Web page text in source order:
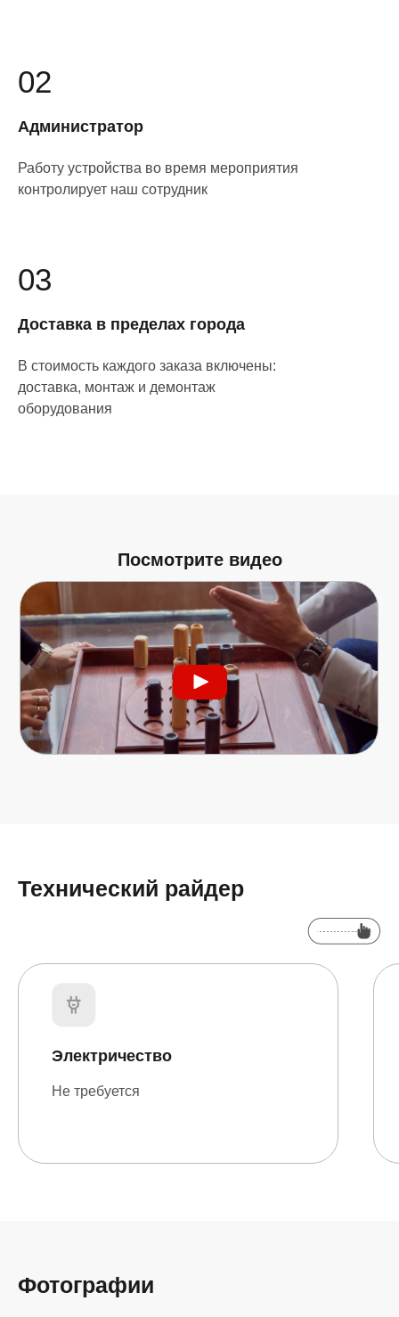
Администратор
Работу устройства во время мероприятия
контролирует наш сотрудник
02
Доставка в пределах города
В стоимость каждого заказа включены:
доставка, монтаж и демонтаж
оборудования
03
Посмотрите видео
Технический райдер
Электричество
Не требуется
Фотографии